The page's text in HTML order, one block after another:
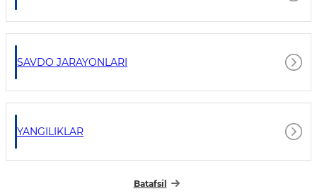
SAVDO JARAYONLARI
YANGILIKLAR
Batafsil